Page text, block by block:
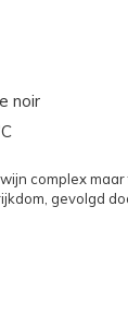
noir
complex
gevolgd